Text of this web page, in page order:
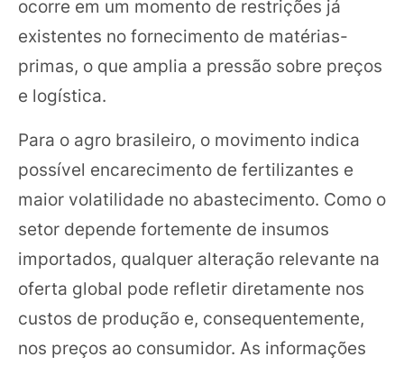
ocorre em um momento de restrições já
existentes no fornecimento de matérias-
primas, o que amplia a pressão sobre preços
e logística.
Para o agro brasileiro, o movimento indica
possível encarecimento de fertilizantes e
maior volatilidade no abastecimento. Como o
setor depende fortemente de insumos
importados, qualquer alteração relevante na
oferta global pode refletir diretamente nos
custos de produção e, consequentemente,
nos preços ao consumidor. As informações